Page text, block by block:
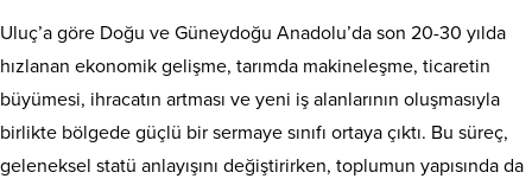
Uluç’a göre Doğu ve Güneydoğu Anadolu’da son 20-30 yılda
hızlanan ekonomik gelişme, tarımda makineleşme, ticaretin
büyümesi, ihracatın artması ve yeni iş alanlarının oluşmasıyla
birlikte bölgede güçlü bir sermaye sınıfı ortaya çıktı. Bu süreç,
geleneksel statü anlayışını değiştirirken, toplumun yapısında da